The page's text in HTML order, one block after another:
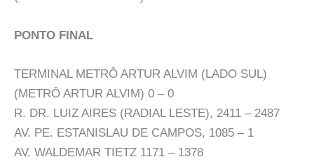
PONTO FINAL
TERMINAL METRÔ ARTUR ALVIM (LADO SUL)
(METRÔ ARTUR ALVIM) 0 – 0
R. DR. LUIZ AIRES (RADIAL LESTE), 2411 – 2487
AV. PE. ESTANISLAU DE CAMPOS, 1085 – 1
AV. WALDEMAR TIETZ 1171 – 1378